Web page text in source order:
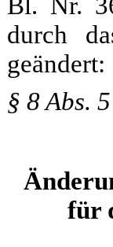
Bl. Nr.
durch
geändert:
§ 8 Abs.
für